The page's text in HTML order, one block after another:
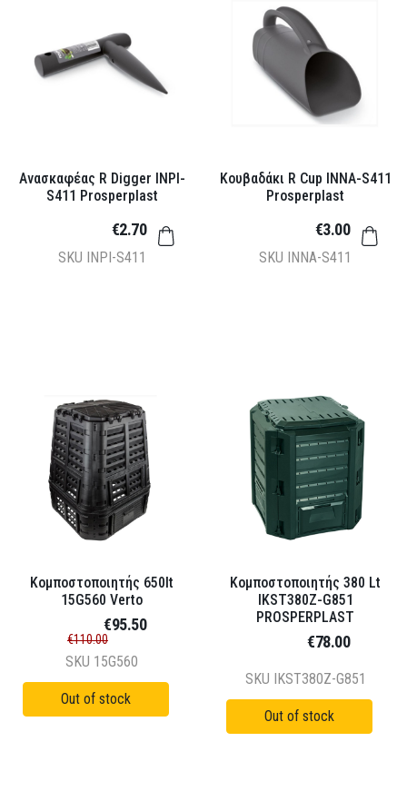
Ανασκαφέας R Digger INPI-
S411 Prosperplast
SKU INPI-S411
€2.70
Κουβαδάκι R Cup INNA-S411
Prosperplast
SKU INNA-S411
€3.00
Κομποστοποιητής 650lt
15G560 Verto
SKU 15G560
€110.00
€95.50
Κομποστοποιητής 380 Lt
IKST380Z-G851
PROSPERPLAST
SKU IKST380Z-G851
€78.00